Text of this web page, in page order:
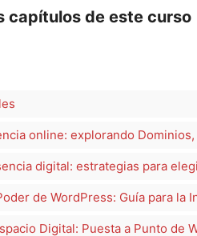
capítulos de este curso
online: explorando
digital: estrategias para
de WordPress: Guía para la
Digital: Puesta a Punto de